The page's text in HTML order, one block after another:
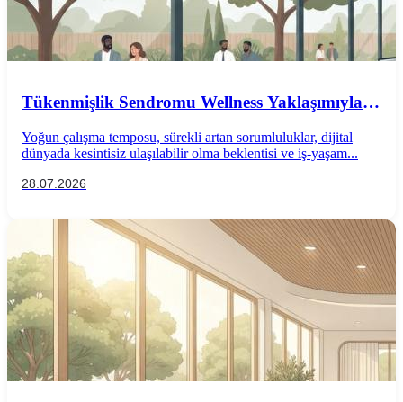
Tükenmişlik Sendromu Wellness Yaklaşımıyla
Yoğun çalışma temposu, sürekli artan sorumluluklar, dijital
dünyada kesintisiz ulaşılabilir olma beklentisi ve iş-yaşam...
28.07.2026